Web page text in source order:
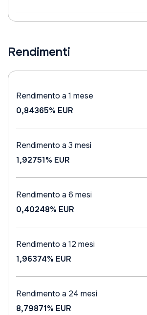
Rendimenti
Rendimento a 1 mese
0,84365% EUR
Rendimento a 3 mesi
1,92751% EUR
Rendimento a 6 mesi
0,40248% EUR
Rendimento a 12 mesi
1,96374% EUR
Rendimento a 24 mesi
8,79871% EUR